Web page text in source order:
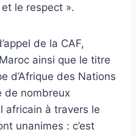
le respect ».
de la CAF,
ainsi que le titre
d’Afrique des Nations
de nombreux
africain à travers le
unanimes : c’est